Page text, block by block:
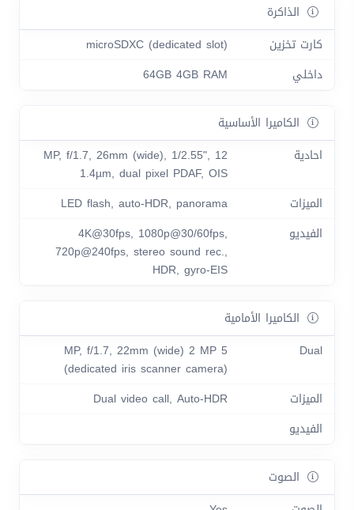
الذاكرة
كارت تخزين
microSDXC (dedicated slot)
داخلي
64GB 4GB RAM
الكاميرا الأساسية
احادية
12 MP, f/1.7, 26mm (wide), 1/2.55",
1.4µm, dual pixel PDAF, OIS
الميزات
LED flash, auto-HDR, panorama
الفيديو
4K@30fps, 1080p@30/60fps,
720p@240fps, stereo sound rec.,
HDR, gyro-EIS
الكاميرا الأمامية
Dual
5 MP, f/1.7, 22mm (wide) 2 MP
(dedicated iris scanner camera)
الميزات
Dual video call, Auto-HDR
الفيديو
الصوت